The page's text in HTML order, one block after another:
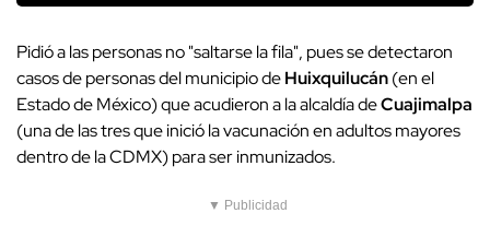
Pidió a las personas no "saltarse la fila", pues se detectaron
casos de personas del municipio deHuixquilucán(en el
Estado de México) que acudieron a la alcaldía deCuajimalpa
(una de las tres que inició la vacunación en adultos mayores
dentro de la CDMX) para ser inmunizados.
▼ Publicidad